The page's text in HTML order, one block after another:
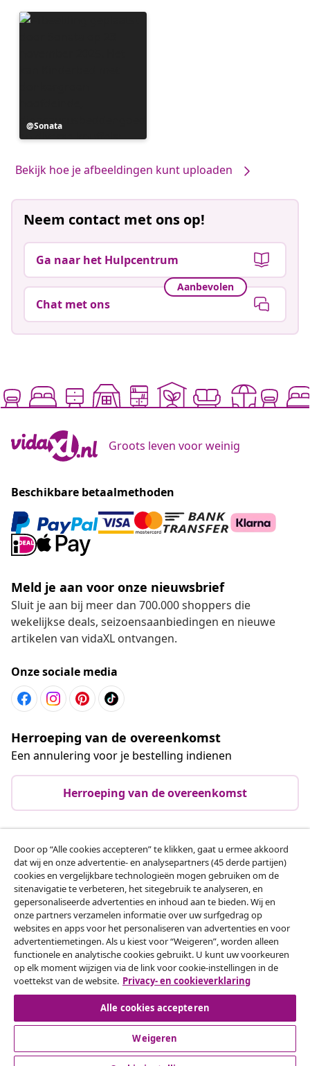
Bericht
gepubliceerd
Sonata
Bekijk hoe je afbeeldingen kunt uploaden
Neem contact met ons op!
Ga naar het Hulpcentrum
Aanbevolen
Chat met ons
Groots leven voor weinig
Beschikbare betaalmethoden
Meld je aan voor onze nieuwsbrief
Sluit je aan bij meer dan 700.000 shoppers die
wekelijkse deals, seizoensaanbiedingen en nieuwe
artikelen van vidaXL ontvangen.
Onze sociale media
Herroeping van de overeenkomst
Een annulering voor je bestelling indienen
Herroeping van de overeenkomst
Klantenservice
Zakelijk
vidaXL
Ontdek meer
Door op “Alle cookies accepteren” te klikken, gaat u ermee akkoord
dat wij en onze advertentie- en analysepartners (45 derde partijen)
cookies en vergelijkbare technologieën mogen gebruiken om de
sitenavigatie te verbeteren, het sitegebruik te analyseren, en
gepersonaliseerde advertenties en inhoud aan te bieden. Wij en
onze partners verzamelen informatie over uw surfgedrag op
websites en apps voor het personaliseren van advertenties en voor
advertentiemetingen. Als u kiest voor “Weigeren”, worden alleen
functionele en analytische cookies gebruikt. U kunt uw voorkeuren
op elk moment wijzigen via de link voor cookie-instellingen in de
voettekst van de website. Privacy- en cookieverklaring
Alle cookies accepteren
Weigeren